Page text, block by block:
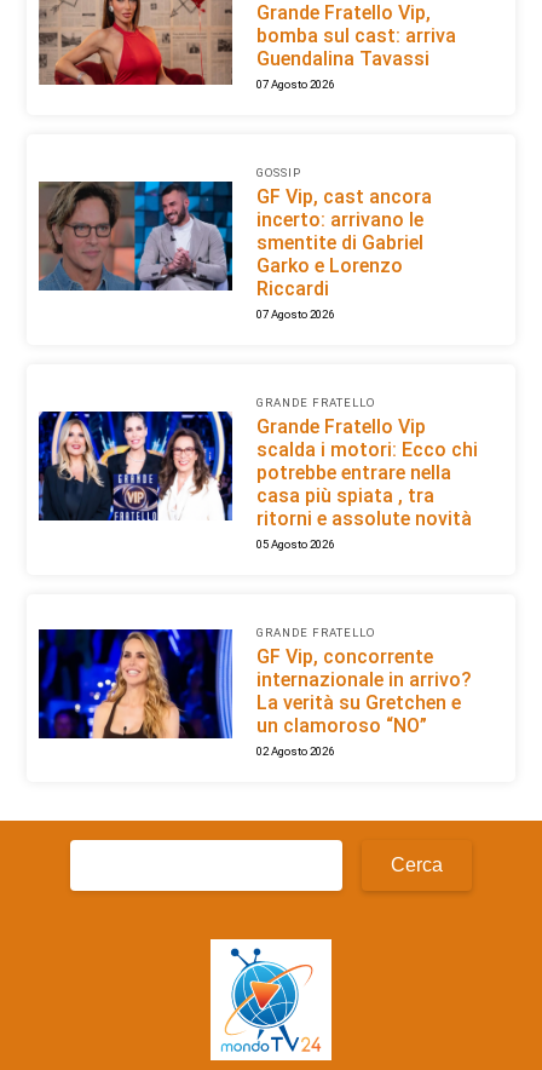
Grande Fratello Vip,
bomba sul cast: arriva
Guendalina Tavassi
07 Agosto 2026
GOSSIP
GF Vip, cast ancora
incerto: arrivano le
smentite di Gabriel
Garko e Lorenzo
Riccardi
07 Agosto 2026
GRANDE FRATELLO
Grande Fratello Vip
scalda i motori: Ecco chi
potrebbe entrare nella
casa più spiata , tra
ritorni e assolute novità
05 Agosto 2026
GRANDE FRATELLO
GF Vip, concorrente
internazionale in arrivo?
La verità su Gretchen e
un clamoroso “NO”
02 Agosto 2026
Ricerca